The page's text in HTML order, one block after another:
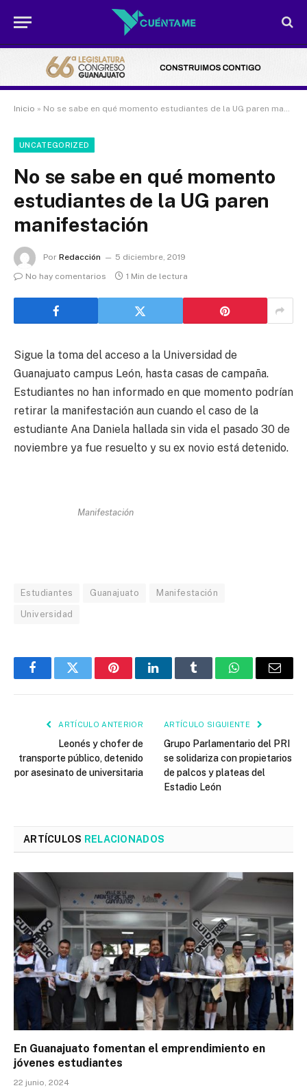
Inicio » No se sabe en qué momento estudiantes de la UG paren manifestación
UNCATEGORIZED
No se sabe en qué momento
estudiantes de la UG paren
manifestación
Por Redacción
5 diciembre, 2019
No hay comentarios
1 Min de lectura
Sigue la toma del acceso a la Universidad de
Guanajuato campus León, hasta casas de campaña.
Estudiantes no han informado en que momento podrían
retirar la manifestación aun cuando el caso de la
estudiante Ana Daniela hallada sin vida el pasado 30 de
noviembre ya fue resuelto y su ex novio está detenido.
Manifestación
Estudiantes Guanajuato Manifestación
Universidad
FacebookTwitter PinterestLinkedInTumblr WhatsAppEmail
ARTÍCULO ANTERIOR
Leonés y chofer de
transporte público, detenido
por asesinato de universitaria
ARTÍCULO SIGUIENTE
Grupo Parlamentario del PRI
se solidariza con propietarios
de palcos y plateas del
Estadio León
ARTÍCULOS RELACIONADOS
En Guanajuato fomentan el emprendimiento en
jóvenes estudiantes
22 junio, 2024